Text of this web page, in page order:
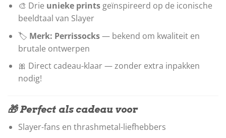
🎨 Drie unieke printsgeïnspireerd op de iconische
beeldtaal van Slayer
🏷️ Merk: Perrissocks— bekend om kwaliteit en
brutale ontwerpen
🎀 Direct cadeau-klaar — zonder extra inpakken
nodig!
🎁 Perfect als cadeau voor
Slayer-fans en thrashmetal-liefhebbers